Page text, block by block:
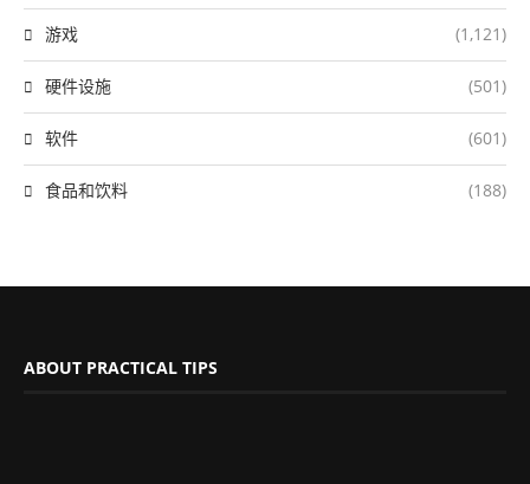
游戏 (1,121)
硬件设施 (501)
软件 (601)
食品和饮料 (188)
ABOUT PRACTICAL TIPS